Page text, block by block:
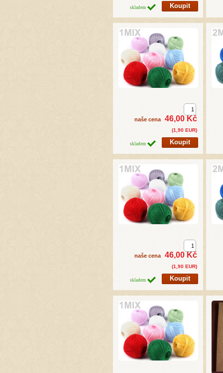
skladem
naše cena 46,00 Kč
(1,90 EUR)
skladem
naše cena 46,00 Kč
(1,90 EUR)
skladem